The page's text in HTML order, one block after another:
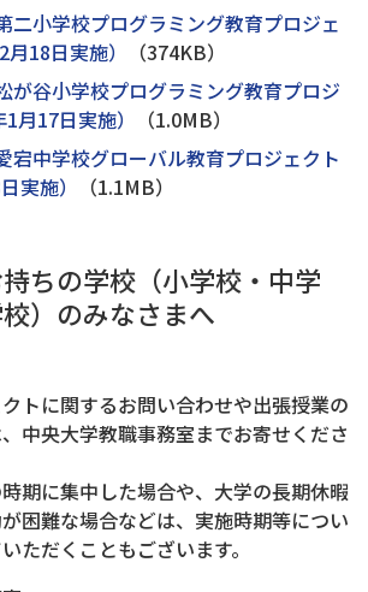
二小学校プログラミング教育プロジェ
18日実施）
（374KB）
が谷小学校プログラミング教育プロジ
月17日実施）
（1.0MB）
宕中学校グローバル教育プロジェクト
実施）
（1.1MB）
ちの学校（小学校・中学
）のみなさまへ
トに関するお問い合わせや出張授業の
中央大学教職事務室までお寄せくださ
期に集中した場合や、大学の長期休暇
困難な場合などは、実施時期等につい
ただくこともございます。